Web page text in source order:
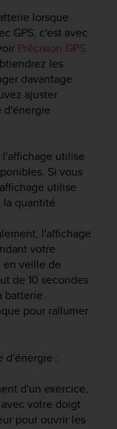
lorsque
GPS, c'est avec
Précision GPS
les
davantage
ajuster
d'énergie
utilise
Si vous
utilise
quantité
l'affichage
votre
en veille de
de 10 secondes
batterie.
pour rallumer
d'énergie :
d'un exercice,
votre doigt
pour ouvrir les